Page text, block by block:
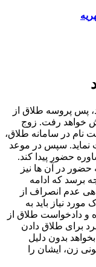
پس پروسه طلاق از
خواهد رفت. زوج
نام در سامانه طلاق،
نماید. سپس در موعد
حضور پیدا کند.
می باشد که حضور در آن ها نیز
برسد که ادامه
عدم انصراف از
نیاز باید به
و دادخواست طلاق از
برای طلاق دادن
بدون دلیل
زن، ایشان را